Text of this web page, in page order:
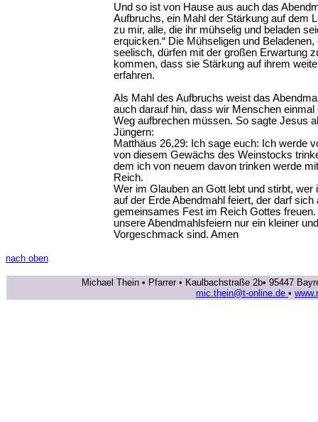
Und so ist von Hause aus auch das
Aufbruchs, ein Mahl der Stärkung auf dem
zu mir, alle, die ihr mühselig und beladen
erquicken.“ Die Mühseligen und
seelisch, dürfen mit der großen Erwartung
kommen, dass sie Stärkung auf ihrem
erfahren.
Als Mahl des Aufbruchs weist das
auch darauf hin, dass wir Menschen
Weg aufbrechen müssen. So sagte Jesus
Jüngern:
Matthäus 26,29: Ich sage euch: Ich werde
von diesem Gewächs des Weinstocks
dem ich von neuem davon trinken werde
Reich.
Wer im Glauben an Gott lebt und stirbt, wer
auf der Erde Abendmahl feiert, der darf sich
gemeinsames Fest im Reich Gottes
unsere Abendmahlsfeiern nur ein kleiner
Vorgeschmack sind. Amen
nach oben
Michael Thein • Pfarrer • Kaulbachstraße 2b• 95447
mic.thein@t-online.de •